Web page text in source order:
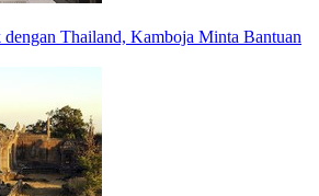
Thailand, Kamboja Minta Bantuan